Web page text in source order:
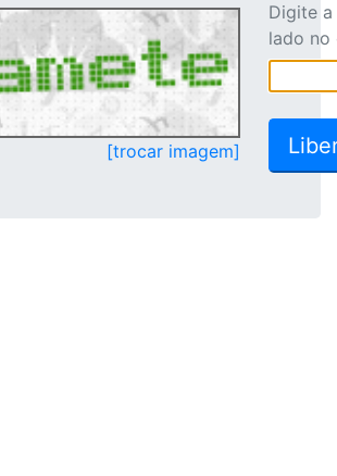
[trocar imagem]
Digite
lado no